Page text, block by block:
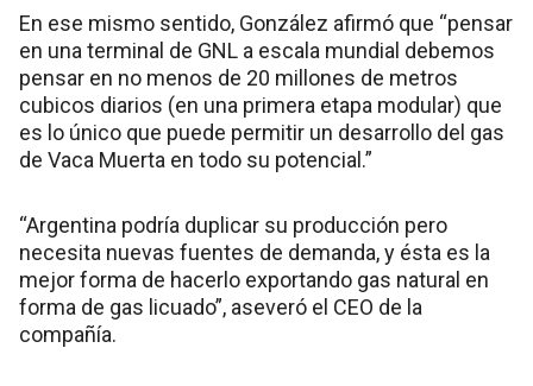
En ese mismo sentido, González afirmó que “pensar
en una terminal de GNL a escala mundial debemos
pensar en no menos de 20 millones de metros
cubicos diarios (en una primera etapa modular) que
es lo único que puede permitir un desarrollo del gas
de Vaca Muerta en todo su potencial.”
“Argentina podría duplicar su producción pero
necesita nuevas fuentes de demanda, y ésta es la
mejor forma de hacerlo exportando gas natural en
forma de gas licuado”, aseveró el CEO de la
compañía.